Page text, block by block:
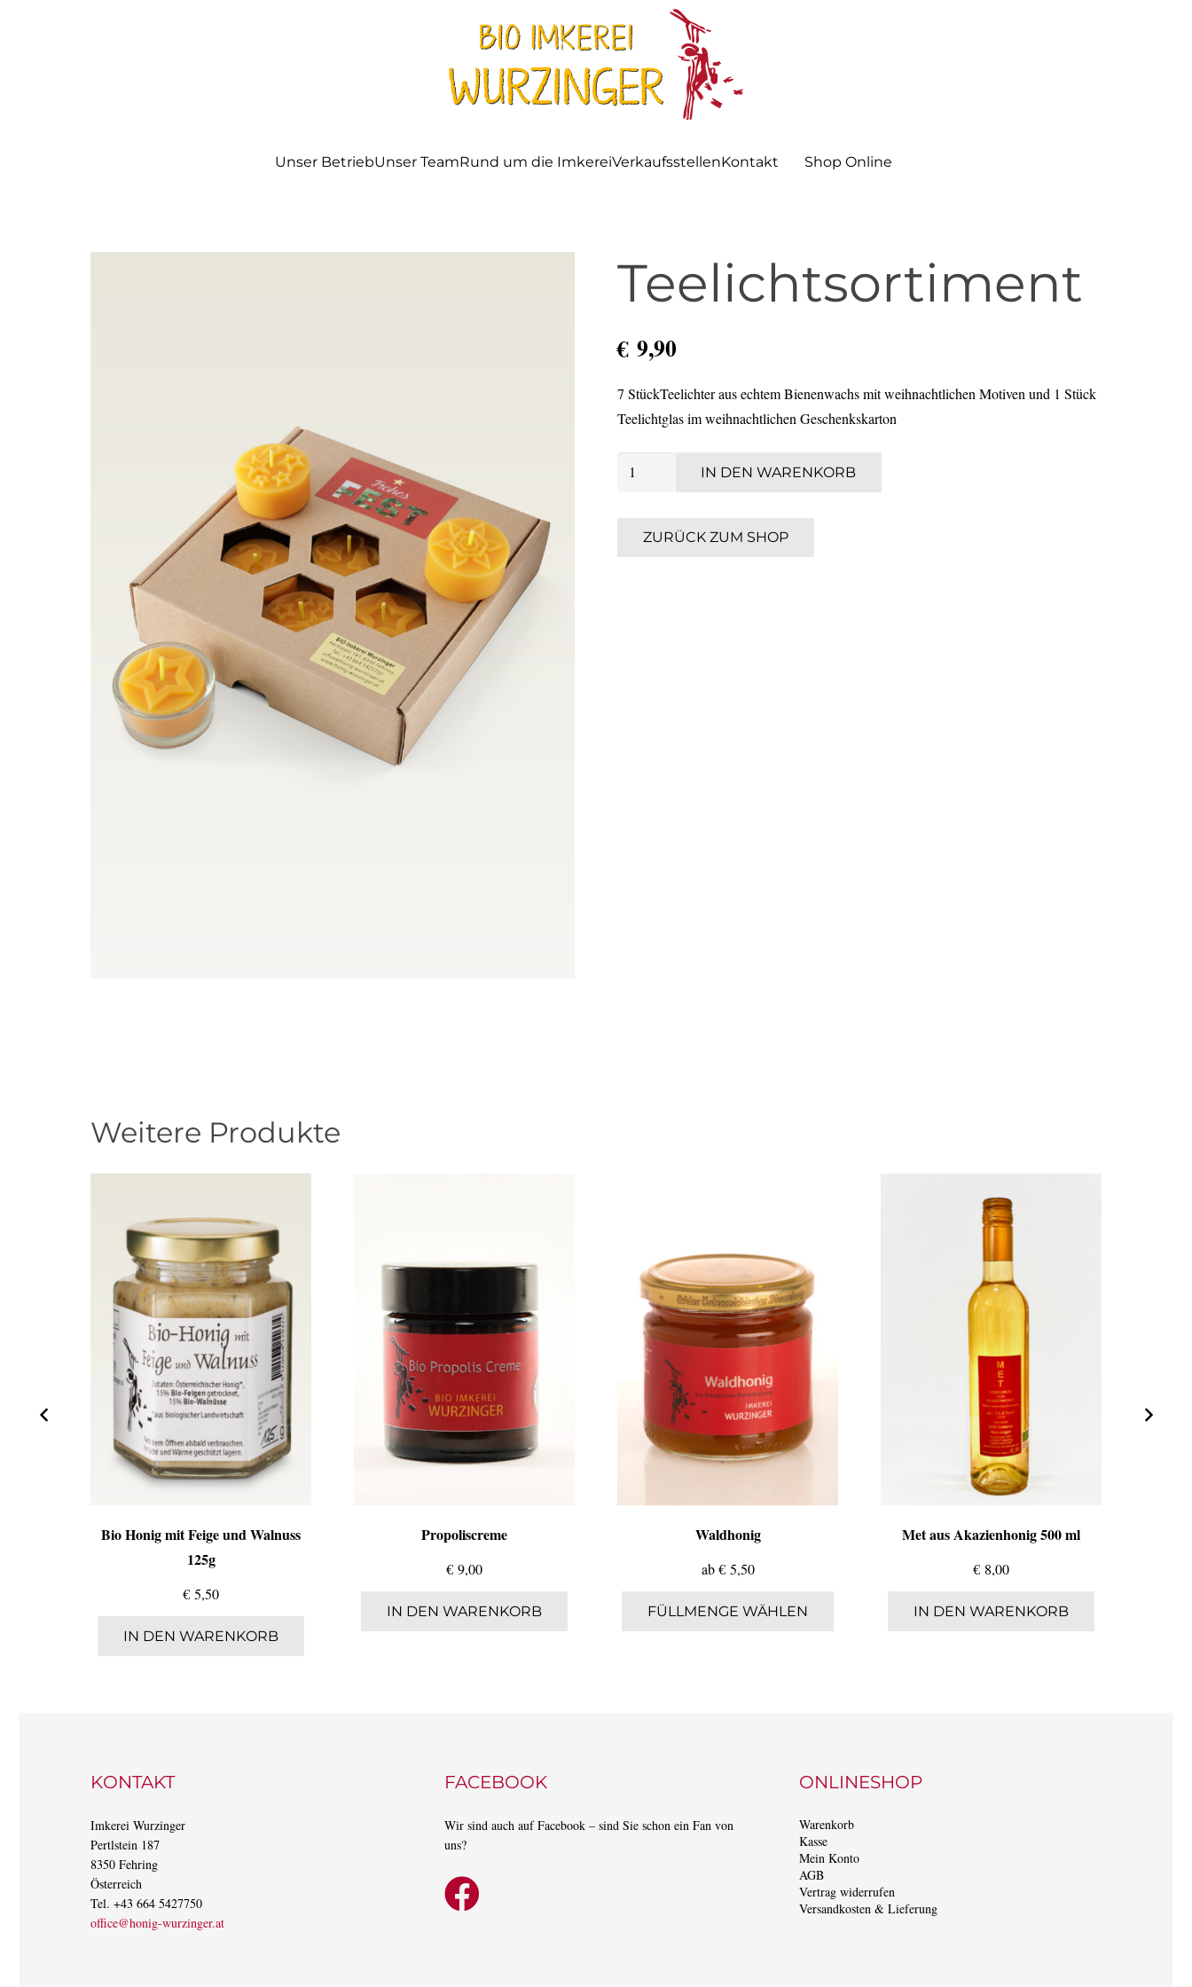
Unser BetriebUnser TeamRund um die ImkereiVerkaufsstellenKontakt Shop Online
Teelichtsortiment
€ 9,90
7 StückTeelichter aus echtem Bienenwachs mit weihnachtlichen Motiven und 1 Stück
Teelichtglas im weihnachtlichen Geschenkskarton
TeelichtsortimentIN DEN WARENKORB
ZURÜCK ZUM SHOP
Weitere Produkte
Bio Honig mit Feige und Walnuss
125g
€ 5,50
IN DEN WARENKORB
Propoliscreme
€ 9,00
IN DEN WARENKORB
Waldhonig
ab€5,50
FÜLLMENGE WÄHLEN
Optionen
auf
der
gewählt
Met aus Akazienhonig 500 ml
€ 8,00
IN DEN WARENKORB
KONTAKT
Imkerei Wurzinger
Pertlstein 187
8350 Fehring
Österreich
Tel. +43 664 5427750
office@honig-wurzinger.at
FACEBOOK
Wir sind auch auf Facebook – sind Sie schon ein Fan von
uns?
ONLINESHOP
Warenkorb
Kasse
Mein Konto
AGB
Vertrag widerrufen
Versandkosten & Lieferung